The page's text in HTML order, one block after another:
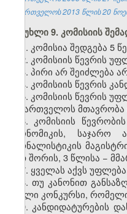
საქართველოს 2013 წლის 20
მუხლი 9. კომისიის
1. კომისია შედგება 5
2. კომისიის წევრის
3. პირი არ შეიძლება
4. კომისიის წევრის
5. კომისიის წევრის
საქართველოს მთავრობა
6. კომისიის
ეკონომიკის, საჯარო
ჟურნალისტიკის
მათ შორის, 3 წლისა −
7. ყველას აქვს
8. თუ კანონით
ახალი კონკურსი,
9. კანდიდატურების